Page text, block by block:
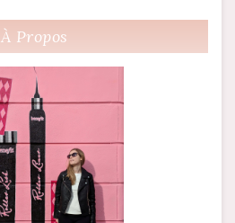
À Propos